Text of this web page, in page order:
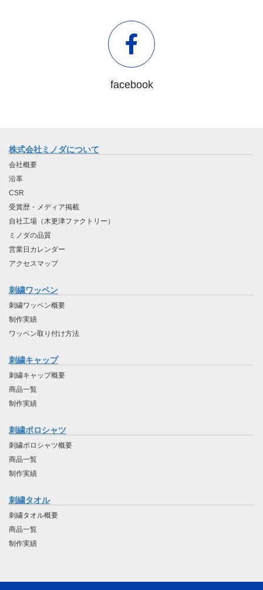
facebook
株式会社ミノダについて
会社概要
沿革
CSR
受賞歴・メディア掲載
自社工場（木更津ファクトリー）
ミノダの品質
営業日カレンダー
アクセスマップ
刺繍ワッペン
刺繍ワッペン概要
制作実績
ワッペン取り付け方法
刺繍キャップ
刺繍キャップ概要
商品一覧
制作実績
刺繍ポロシャツ
刺繍ポロシャツ概要
商品一覧
制作実績
刺繍タオル
刺繍タオル概要
商品一覧
制作実績